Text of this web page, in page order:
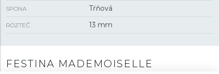
SPONA Tŕňová
ROZTEČ 13 mm
FESTINA MADEMOISELLE